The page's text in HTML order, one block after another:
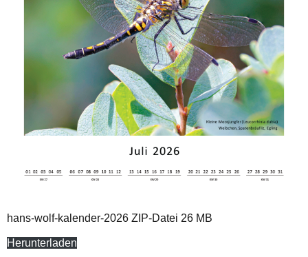
hans-wolf-kalender-2026 ZIP-Datei 26 MB
Herunterladen